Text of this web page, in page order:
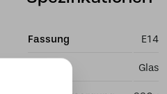
Fassung E14
Glas